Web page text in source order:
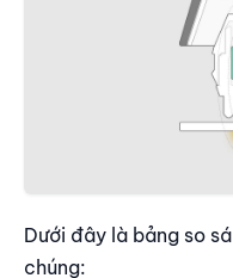
Dưới đây là bảng so
chúng: